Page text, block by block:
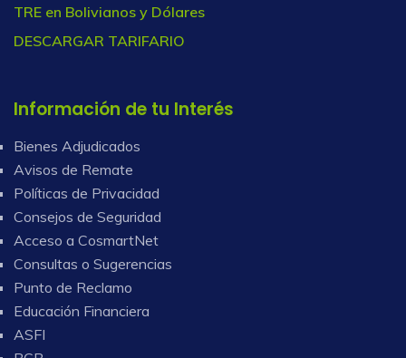
TRE en Bolivianos y Dólares
DESCARGAR TARIFARIO
Información de tu Interés
Bienes Adjudicados
Avisos de Remate
Políticas de Privacidad
Consejos de Seguridad
Acceso a CosmartNet
Consultas o Sugerencias
Punto de Reclamo
Educación Financiera
ASFI